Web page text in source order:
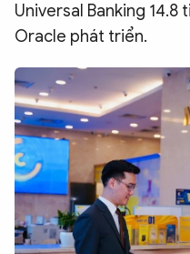
Chuyên trang An ninh thế giới
Chuyên đề
Universal Banking
Oracle phát triển.